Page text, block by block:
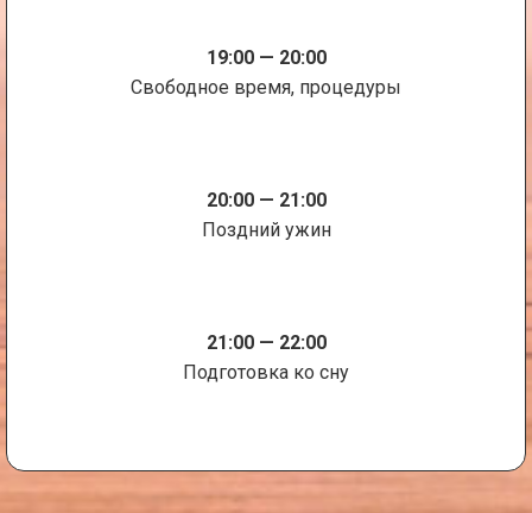
19:00 — 20:00
Свободное время, процедуры
20:00 — 21:00
Поздний ужин
21:00 — 22:00
Подготовка ко сну